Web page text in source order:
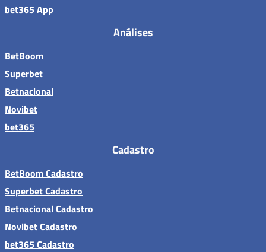
bet365 App
Análises
BetBoom
Superbet
Betnacional
Novibet
bet365
Cadastro
BetBoom Cadastro
Superbet Cadastro
Betnacional Cadastro
Novibet Cadastro
bet365 Cadastro